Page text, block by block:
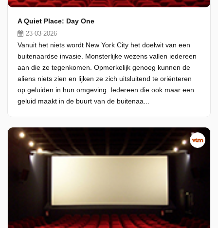
A Quiet Place: Day One
23-03-2026
Vanuit het niets wordt New York City het doelwit van een
buitenaardse invasie. Monsterlijke wezens vallen iedereen
aan die ze tegenkomen. Opmerkelijk genoeg kunnen de
aliens niets zien en lijken ze zich uitsluitend te oriënteren
op geluiden in hun omgeving. Iedereen die ook maar een
geluid maakt in de buurt van de buitenaa...